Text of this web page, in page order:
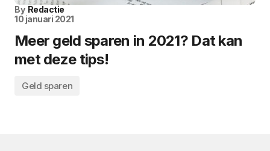
By Redactie
10 januari 2021
Meer geld sparen in 2021? Dat kan
met deze tips!
Geld sparen